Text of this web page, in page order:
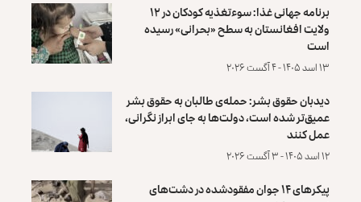
برنامه جهانی غذا: سوءتغذیه کودکان در ۱۲
ولایت افغانستان به سطح «بحرانی» رسیده
است
۱۳ اسد ۱۴۰۵ - ۴ آگست ۲۰۲۶
دیدبان حقوق بشر: حمله‌ی طالبان به حقوق بشر
عمیق‌تر شده است، دولت‌ها به جای ابراز نگرانی،
عمل کنند
۱۲ اسد ۱۴۰۵ - ۳ آگست ۲۰۲۶
پیکرهای ۱۴ جوان مفقودشده در دشت‌های